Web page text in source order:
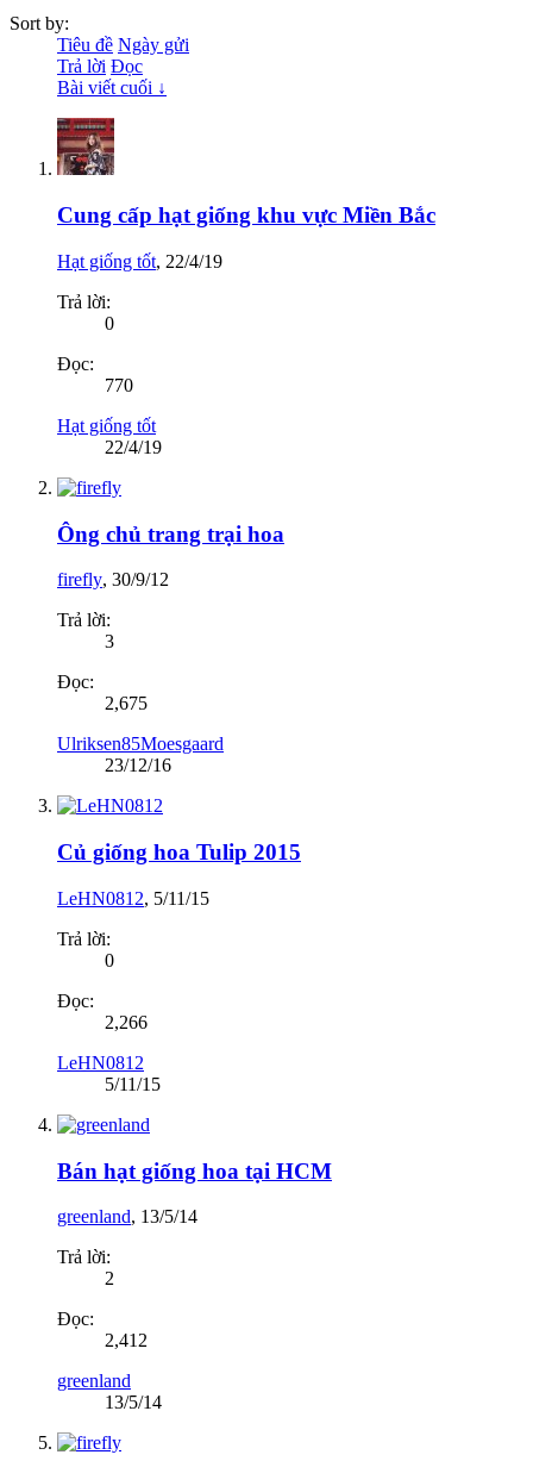
Sort by:
Tiêu đề Ngày gửi
Trả lời Đọc
Bài viết cuối ↓
Cung cấp hạt giống khu vực Miền Bắc
Hạt giống tốt, 22/4/19
Trả lời:
0
Đọc:
770
Hạt giống tốt
22/4/19
Ông chủ trang trại hoa
firefly, 30/9/12
Trả lời:
3
Đọc:
2,675
Ulriksen85Moesgaard
23/12/16
Củ giống hoa Tulip 2015
LeHN0812, 5/11/15
Trả lời:
0
Đọc:
2,266
LeHN0812
5/11/15
Bán hạt giống hoa tại HCM
greenland, 13/5/14
Trả lời:
2
Đọc:
2,412
greenland
13/5/14